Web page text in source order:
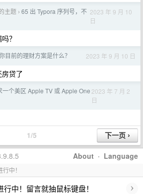
主题 › 65 出 Typora 序列号，不 2023 年 9 月 10
日
？
目前的理财方案是什么？ 2023 年 9 月 10 日
贷了
一个美区 Apple TV 或 Apple One 2023 年 7 月 2
日
1/5
About · Language
中！
中！留言就抽鼠标键盘！ ›